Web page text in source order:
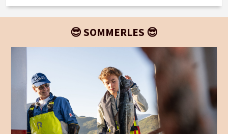
😎 SOMMERLES 😎